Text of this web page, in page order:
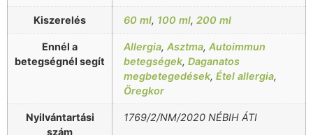
Kiszerelés 60 ml, 100 ml, 200 ml
Ennél a
betegségnél segít
Allergia, Asztma, Autoimmun
betegségek, Daganatos
megbetegedések, Étel allergia,
Öregkor
Nyilvántartási
szám
1769/2/NM/2020 NÉBIH ÁTI